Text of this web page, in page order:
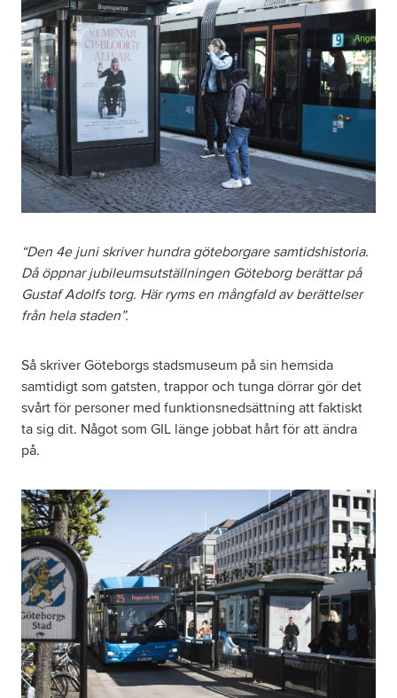
“Den 4e juni skriver hundra göteborgare samtidshistoria.
Då öppnar jubileumsutställningen Göteborg berättar på
Gustaf Adolfs torg. Här ryms en mångfald av berättelser
från hela staden”.
Så skriver Göteborgs stadsmuseum på sin hemsida
samtidigt som gatsten, trappor och tunga dörrar gör det
svårt för personer med funktionsnedsättning att faktiskt
ta sig dit. Något som GIL länge jobbat hårt för att ändra
på.